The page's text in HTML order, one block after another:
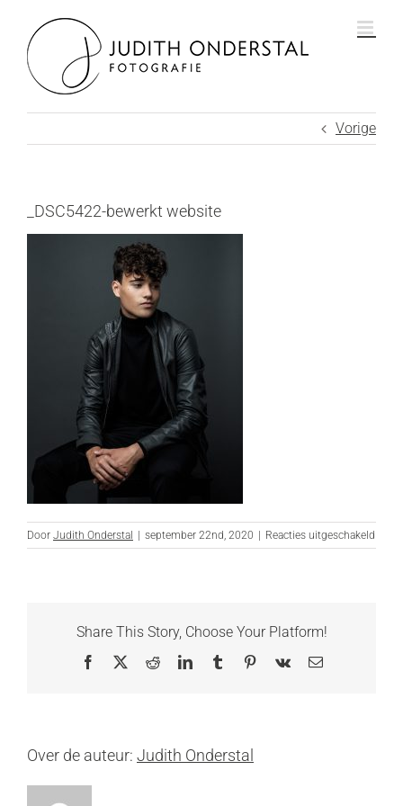
inhoud
Vorige
_DSC5422-bewerkt website
Door Judith Onderstal september 22nd, 2020 Reacties uitgeschakeld
Share This Story, Choose Your Platform!
Facebook
X RedditLinkedInTumblrPinterest
Vk
E-
Over de auteur: Judith Onderstal